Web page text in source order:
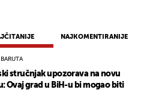
NAJKOMENTIRANIJE
BARUTA
stručnjak upozorava na novu
Ovaj grad u BiH-u bi mogao biti